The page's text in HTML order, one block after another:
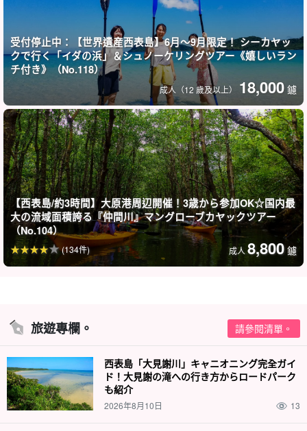
出發，開始您的海上冒險♪。
受付停止中：【世界遺産西表島】6月〜9月限定！ シーカヤッ
クで行く「イダの浜」＆シュノーケリングツアー《嬉しいラン
チ付き》（No.118）
成人（12 歲及以上） 18,000 鑢
【西表島/約3時間】大原港周辺開催！3歳から参加OK☆国内最
大の流域面積誇る『仲間川』マングローブカヤックツアー
（No.104）
成人 8,800 鑢
(134件)
旅遊專欄。 請參閱清單。
西表島「大見謝川」キャニオニング完全ガイ
ド！大見謝の滝への行き方からロードパーク
も紹介
2026年8月10日 13